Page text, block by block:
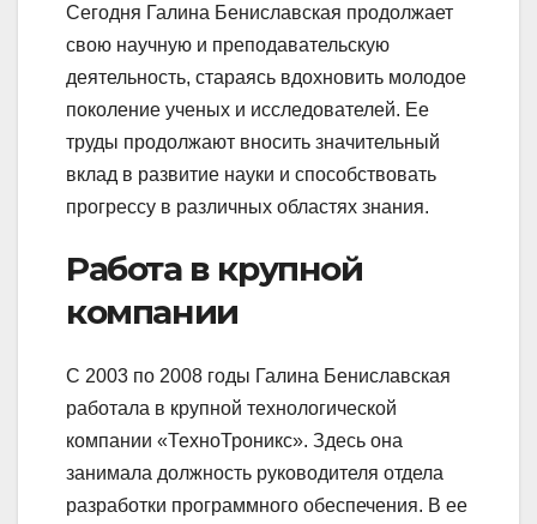
Сегодня Галина Бениславская продолжает
свою научную и преподавательскую
деятельность, стараясь вдохновить молодое
поколение ученых и исследователей. Ее
труды продолжают вносить значительный
вклад в развитие науки и способствовать
прогрессу в различных областях знания.
Работа в крупной
компании
С 2003 по 2008 годы Галина Бениславская
работала в крупной технологической
компании «ТехноТроникс». Здесь она
занимала должность руководителя отдела
разработки программного обеспечения. В ее